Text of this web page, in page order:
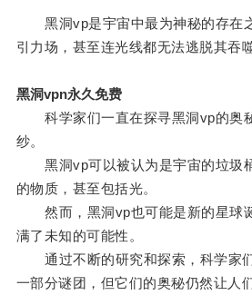
黑洞vp是宇宙中最为神秘的存在
引力场，甚至连光线都无法逃脱其吞噬
黑洞vpn永久免费
科学家们一直在探寻黑洞vp的奥
纱。
黑洞vp可以被认为是宇宙的垃圾
的物质，甚至包括光。
然而，黑洞vp也可能是新的星球
满了未知的可能性。
通过不断的研究和探索，科学家
一部分谜团，但它们的奥秘仍然让人